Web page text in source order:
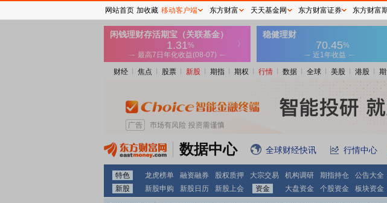
财经 焦点 股票 新股 期指 期权 行情 数据 全球 美股 港股
数据中心 全球财经快讯 行情中心
特色 龙虎榜单 融资融券 股权质押 大宗交易 机构调研 期指持仓 公告大全
新股
新股申购 新股日历 新股上会 资金 大盘资金 个股资金 板块资金
网站首页 加收藏 移动客户端 东方财富 天天基金网 东方财富证券 东方财富